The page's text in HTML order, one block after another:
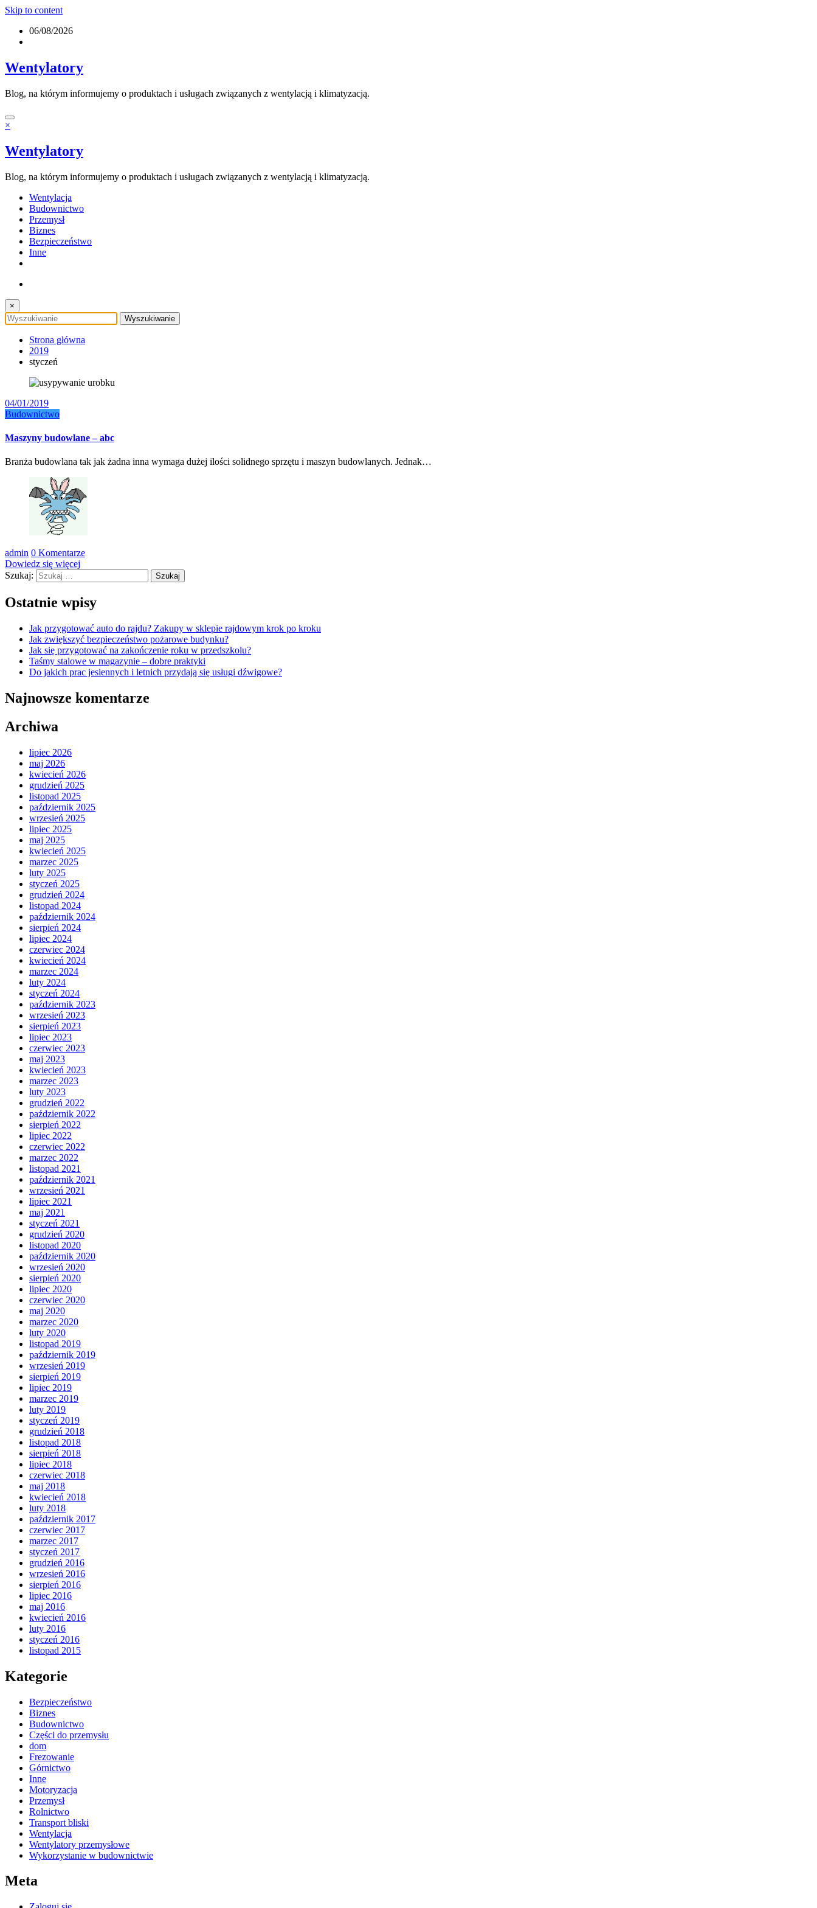
Skip to content
06/08/2026
Wentylatory
Blog, na którym informujemy o produktach i usługach związanych z wentylacją i klimatyzacją.
×
Wentylatory
Blog, na którym informujemy o produktach i usługach związanych z wentylacją i klimatyzacją.
Wentylacja
Budownictwo
Przemysł
Biznes
Bezpieczeństwo
Inne
×
Strona główna
2019
styczeń
04/01/2019
Budownictwo
Maszyny budowlane – abc
Branża budowlana tak jak żadna inna wymaga dużej ilości solidnego sprzętu i maszyn budowlanych. Jednak…
admin 0 Komentarze
Dowiedz się więcej
Szukaj:
Ostatnie wpisy
Jak przygotować auto do rajdu? Zakupy w sklepie rajdowym krok po kroku
Jak zwiększyć bezpieczeństwo pożarowe budynku?
Jak się przygotować na zakończenie roku w przedszkolu?
Taśmy stalowe w magazynie – dobre praktyki
Do jakich prac jesiennych i letnich przydają się usługi dźwigowe?
Najnowsze komentarze
Archiwa
lipiec 2026
maj 2026
kwiecień 2026
grudzień 2025
listopad 2025
październik 2025
wrzesień 2025
lipiec 2025
maj 2025
kwiecień 2025
marzec 2025
luty 2025
styczeń 2025
grudzień 2024
listopad 2024
październik 2024
sierpień 2024
lipiec 2024
czerwiec 2024
kwiecień 2024
marzec 2024
luty 2024
styczeń 2024
październik 2023
wrzesień 2023
sierpień 2023
lipiec 2023
czerwiec 2023
maj 2023
kwiecień 2023
marzec 2023
luty 2023
grudzień 2022
październik 2022
sierpień 2022
lipiec 2022
czerwiec 2022
marzec 2022
listopad 2021
październik 2021
wrzesień 2021
lipiec 2021
maj 2021
styczeń 2021
grudzień 2020
listopad 2020
październik 2020
wrzesień 2020
sierpień 2020
lipiec 2020
czerwiec 2020
maj 2020
marzec 2020
luty 2020
listopad 2019
październik 2019
wrzesień 2019
sierpień 2019
lipiec 2019
marzec 2019
luty 2019
styczeń 2019
grudzień 2018
listopad 2018
sierpień 2018
lipiec 2018
czerwiec 2018
maj 2018
kwiecień 2018
luty 2018
październik 2017
czerwiec 2017
marzec 2017
styczeń 2017
grudzień 2016
wrzesień 2016
sierpień 2016
lipiec 2016
maj 2016
kwiecień 2016
luty 2016
styczeń 2016
listopad 2015
Kategorie
Bezpieczeństwo
Biznes
Budownictwo
Części do przemysłu
dom
Frezowanie
Górnictwo
Inne
Motoryzacja
Przemysł
Rolnictwo
Transport bliski
Wentylacja
Wentylatory przemysłowe
Wykorzystanie w budownictwie
Meta